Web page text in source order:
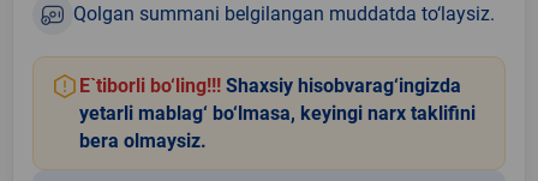
Qolgan summani belgilangan muddatda to‘laysiz.
E`tiborli bo‘ling!!! Shaxsiy hisobvarag‘ingizda
yetarli mablag‘ bo‘lmasa, keyingi narx taklifini
bera olmaysiz.